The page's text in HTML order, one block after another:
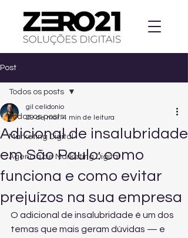
Post
Todos os posts
Marketing Digital
Agencia de Marketing Digital
Todos os posts
Adicional de insalubridade
em São Paulo: como
funciona e como evitar
prejuízos na sua empresa
gil celidonio
29 de mar. 4 min de leitura
O adicional de insalubridade é um dos
temas que mais geram dúvidas — e